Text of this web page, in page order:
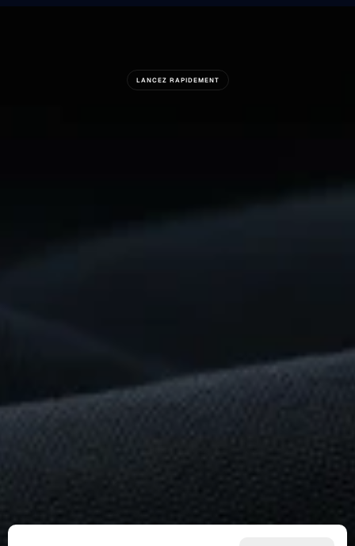
LANCEZ RAPIDEMENT
Construire
Quelque
Remarquable?
Commencez dès